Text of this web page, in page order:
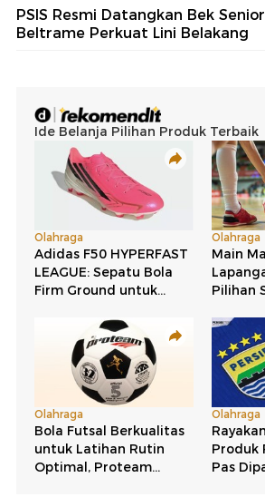
PSIS Resmi Datangkan Bek
Beltrame Perkuat Lini Belakang